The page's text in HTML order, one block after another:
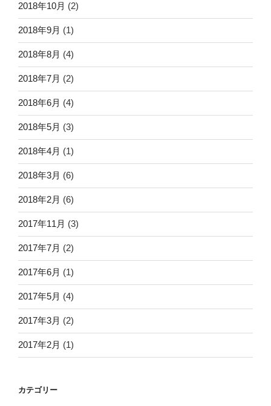
2018年10月 (2)
2018年9月 (1)
2018年8月 (4)
2018年7月 (2)
2018年6月 (4)
2018年5月 (3)
2018年4月 (1)
2018年3月 (6)
2018年2月 (6)
2017年11月 (3)
2017年7月 (2)
2017年6月 (1)
2017年5月 (4)
2017年3月 (2)
2017年2月 (1)
カテゴリー